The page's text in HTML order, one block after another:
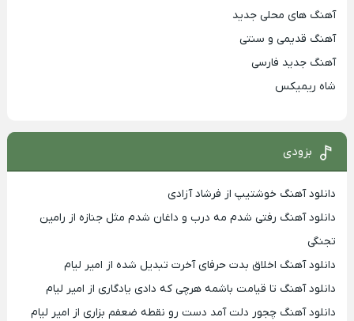
آهنگ های محلی جدید
آهنگ قدیمی و سنتی
آهنگ جدید فارسی
شاه ریمیکس
بزودی
دانلود آهنگ خوشتیپ از فرشاد آزادی
دانلود آهنگ رفتی شدم مه درب و داغان شدم مثل جنازه از رامین
تجنگی
دانلود آهنگ اخلاق بدت حرفای آخرت تبدیل شده از امیر لیام
دانلود آهنگ تا قیامت باشمه هرچی که دادی یادگاری از امیر لیام
دانلود آهنگ چجور دلت آمد دست رو نقطه ضعفم بزاری از امیر لیام